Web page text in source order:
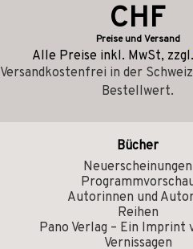
CHF
Preise und Versand
Alle Preise inkl. MwSt, zzgl.
Versandkostenfrei in der
Bestellwert.
Bücher
Neuerscheinungen
Autorinnen und
Reihen
Pano Verlag – Ein Imprint
Vernissagen